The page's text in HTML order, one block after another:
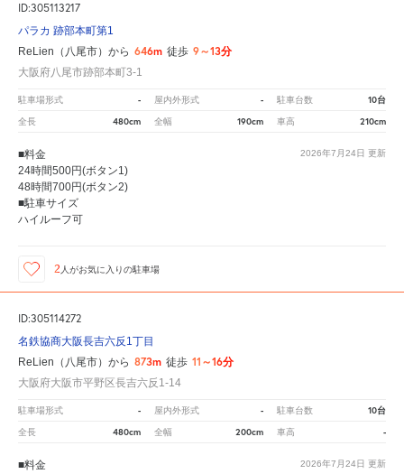
ID:305113217
パラカ 跡部本町第1
ReLien（八尾市）から 646m 徒歩 9～13分
大阪府八尾市跡部本町3-1
駐車場形式 - 屋内外形式 - 駐車台数 10台
全長 480cm 全幅 190cm 車高 210cm
2026年7月24日 更新
■料金
24時間500円(ボタン1)
48時間700円(ボタン2)
■駐車サイズ
ハイルーフ可
2 人がお気に入りの駐車場
ID:305114272
名鉄協商大阪長吉六反1丁目
ReLien（八尾市）から 873m 徒歩 11～16分
大阪府大阪市平野区長吉六反1-14
駐車場形式 - 屋内外形式 - 駐車台数 10台
全長 480cm 全幅 200cm 車高 -
2026年7月24日 更新
■料金